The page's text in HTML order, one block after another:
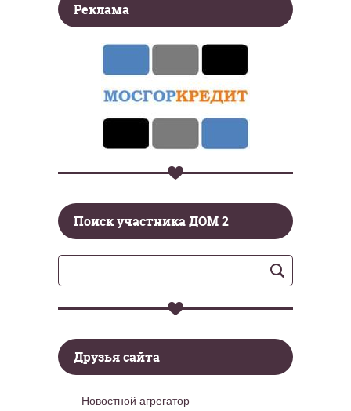
Реклама
Поиск участника ДОМ 2
Друзья сайта
Новостной агрегатор